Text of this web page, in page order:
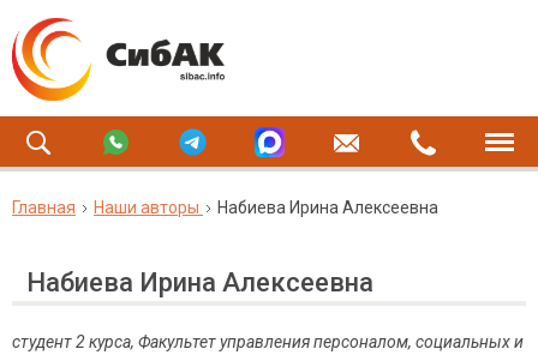
Главная Наши авторы Набиева Ирина Алексеевна
Набиева Ирина Алексеевна
студент 2 курса, Факультет управления персоналом, социальных и